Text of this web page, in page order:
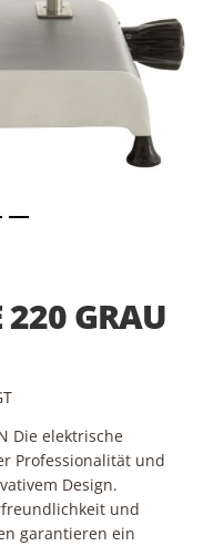
220 GRAU
Die elektrische
Professionalität und
Design.
und
garantieren ein